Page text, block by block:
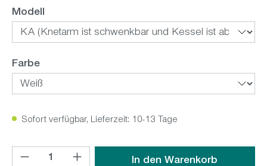
Modell
Farbeauswählen
Sofort verfügbar, Lieferzeit: 10-13 Tage
Produkt Anzahl: Gib den gewünschten Wert ein oder
In den Warenkorb